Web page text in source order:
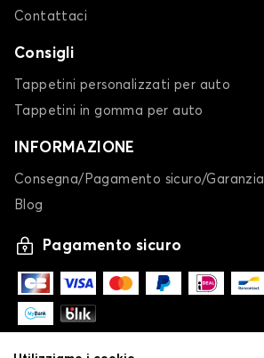
Contattaci
Consigli
Tappetini personalizzati per auto
Tappetini in gomma per auto
INFORMAZIONE
Consegna/Pagamento sicuro/Garanzia
Blog
Pagamento sicuro